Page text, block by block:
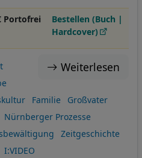
Portofrei
Bestellen (Buch |
Hardcover)
Weiterlesen
Familie
Großvater
Nürnberger Prozesse
Zeitgeschichte
I:VIDEO